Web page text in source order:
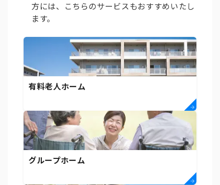
方には、こちらのサービスもおすすめいたし
ます。
有料老人ホーム
グループホーム